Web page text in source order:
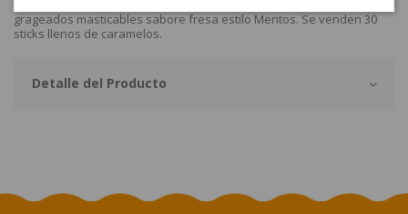
grageados masticables sabore fresa estilo Mentos. Se venden 30
sticks llenos de caramelos.
Detalle del Producto